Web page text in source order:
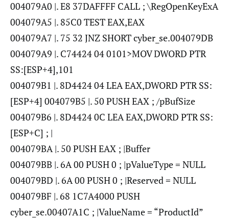
004079A0 |. E8 37DAFFFF CALL ; \RegOpenKeyExA
004079A5 |. 85C0 TEST EAX,EAX
004079A7 |. 75 32 JNZ SHORT cyber_se.004079DB
004079A9 |. C74424 04 0101>MOV DWORD PTR
SS:[ESP+4],101
004079B1 |. 8D4424 04 LEA EAX,DWORD PTR SS:
[ESP+4] 004079B5 |. 50 PUSH EAX ; /pBufSize
004079B6 |. 8D4424 0C LEA EAX,DWORD PTR SS:
[ESP+C] ; |
004079BA |. 50 PUSH EAX ; |Buffer
004079BB |. 6A 00 PUSH 0 ; |pValueType = NULL
004079BD |. 6A 00 PUSH 0 ; |Reserved = NULL
004079BF |. 68 1C7A4000 PUSH
cyber_se.00407A1C ; |ValueName = “ProductId”